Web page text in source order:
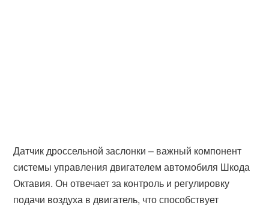
Датчик дроссельной заслонки – важный компонент
системы управления двигателем автомобиля Шкода
Октавия. Он отвечает за контроль и регулировку
подачи воздуха в двигатель, что способствует